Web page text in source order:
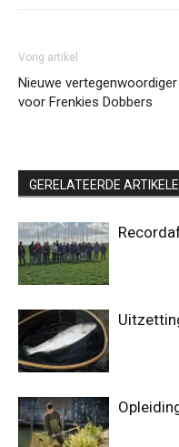
Vorig artikel
Nieuwe vertegenwoordiger
voor Frenkies Dobbers
GERELATEERDE